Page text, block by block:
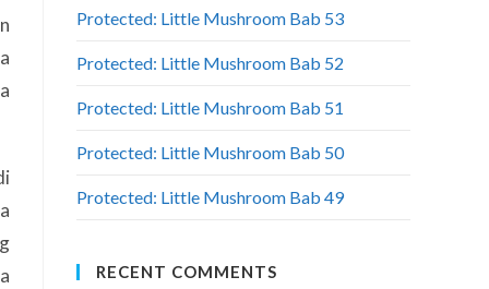
Protected: Little Mushroom Bab 53
Protected: Little Mushroom Bab 52
Protected: Little Mushroom Bab 51
Protected: Little Mushroom Bab 50
Protected: Little Mushroom Bab 49
RECENT COMMENTS